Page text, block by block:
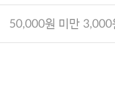
50,000원 미만 3,000